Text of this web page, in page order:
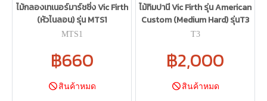
ไม้กลองเทเนอร์มาร์ชชิ่ง Vic Firth
(หัวไนลอน) รุ่น MTS1
MTS1
฿660
สินค้าหมด
ไม้ทิมปานี Vic Firth รุ่น American
Custom (Medium Hard) รุ่นT3
T3
฿2,000
สินค้าหมด